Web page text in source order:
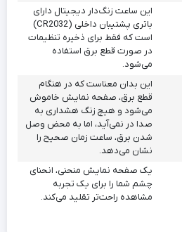
این ساعت زنگ‌دار دیجیتال دارای
باتری پشتیبان داخلی (CR2032)
است که فقط برای ذخیره تنظیمات
در صورت قطع برق استفاده
می‌شود.
این بدان معناست که در هنگام
قطع برق، صفحه نمایش خاموش
می‌شود و هیچ زنگ هشداری به
صدا در نمی‌آید، اما به محض وصل
شدن برق، ساعت زمان صحیح را
نشان می‌دهد.
یک صفحه نمایش منحنی، انحنای
چشم شما را برای یک تجربه
مشاهده راحت‌تر تقلید می‌کند.